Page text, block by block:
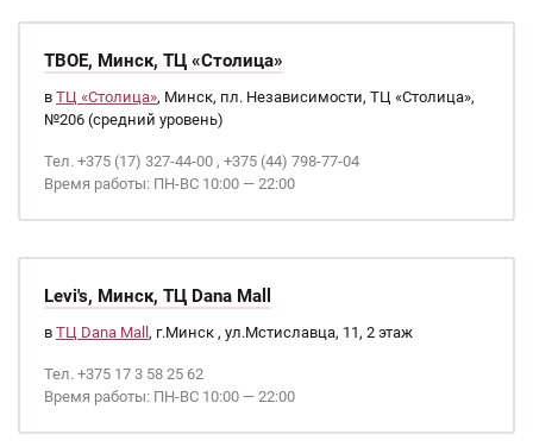
ТВОЕ, Минск, ТЦ «Столица»
в ТЦ «Столица», Минск, пл. Независимости, ТЦ «Столица»,
№206 (средний уровень)
Тел. +375 (17) 327-44-00 , +375 (44) 798-77-04
Время работы: ПН-ВС 10:00 — 22:00
Levi's, Минск, ТЦ Dana Mall
в ТЦ Dana Mall , г.Минск , ул.Мстиславца, 11, 2 этаж
Тел. +375 17 3 58 25 62
Время работы: ПН-ВС 10:00 — 22:00